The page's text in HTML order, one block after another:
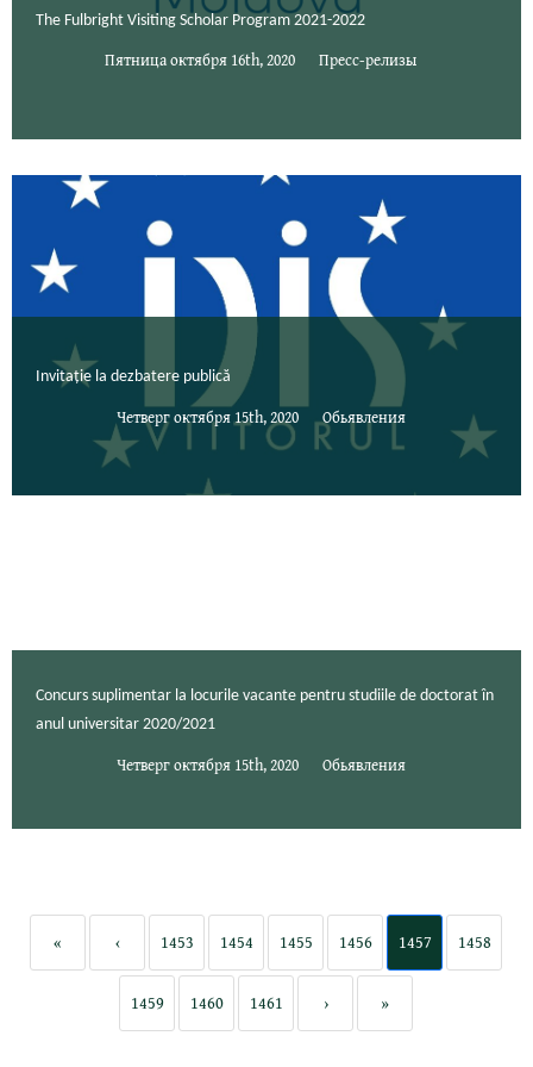
The Fulbright Visiting Scholar Program 2021-2022
Пятница октября 16th, 2020 Пресс-релизы
Invitație la dezbatere publică
Четверг октября 15th, 2020 Обьявления
Concurs suplimentar la locurile vacante pentru studiile de doctorat în
anul universitar 2020/2021
Четверг октября 15th, 2020 Обьявления
« ‹ 1453 1454 1455 1456 1457 1458
1459 1460 1461 › »